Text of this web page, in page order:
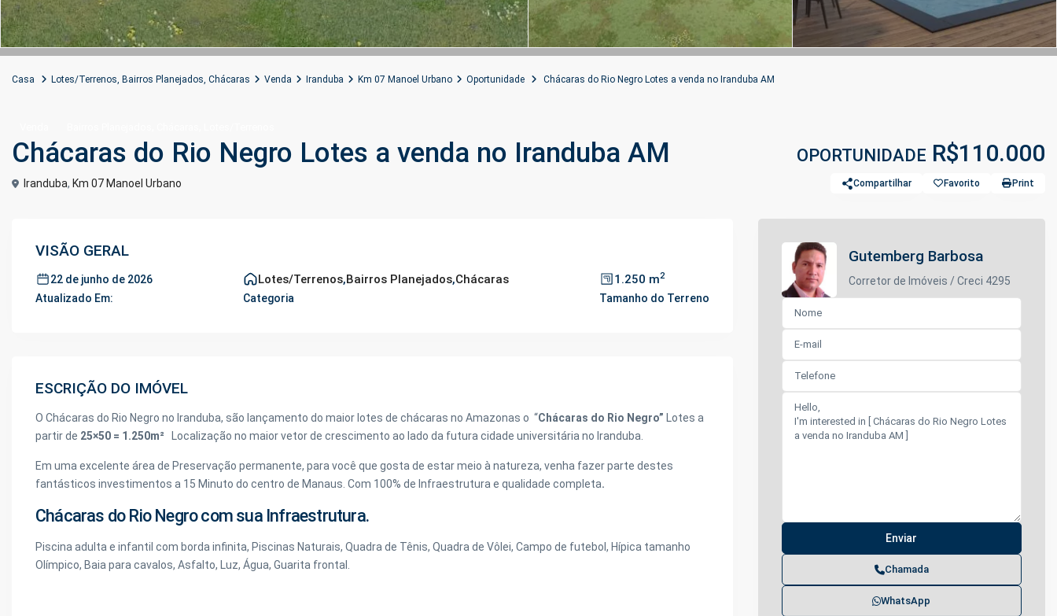
Casa Lotes/Terrenos, Bairros Planejados, Chácaras Venda Iranduba Km 07 Manoel Urbano Oportunidade Chácaras do Rio Negro Lotes a venda no Iranduba AM
Chácaras do Rio Negro Lotes a venda no Iranduba AM OPORTUNIDADE R$110.000
Iranduba, Km 07 Manoel Urbano Compartilhar Favorito Print
VISÃO GERAL
22 de junho de 2026
Atualizado Em:
Lotes/Terrenos,Bairros Planejados,Chácaras
Categoria
1.250 m2
Tamanho do Terreno
ESCRIÇÃO DO IMÓVEL
O Chácaras do Rio Negro no Iranduba, são lançamento do maior lotes de chácaras no Amazonas o “Chácaras do Rio Negro” Lotes a
partir de 25×50 = 1.250m² Localização no maior vetor de crescimento ao lado da futura cidade universitária no Iranduba.
Em uma excelente área de Preservação permanente, para você que gosta de estar meio à natureza, venha fazer parte destes
fantásticos investimentos a 15 Minuto do centro de Manaus. Com 100% de Infraestrutura e qualidade completa.
Chácaras do Rio Negro com sua Infraestrutura.
Piscina adulta e infantil com borda infinita, Piscinas Naturais, Quadra de Tênis, Quadra de Vôlei, Campo de futebol, Hípica tamanho
Olímpico, Baia para cavalos, Asfalto, Luz, Água, Guarita frontal.
Gutemberg Barbosa
Corretor de Imóveis / Creci 4295
Chamada
WhatsApp